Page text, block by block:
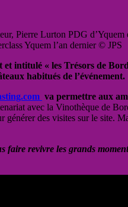
Pierre Lurton PDG d’Yquem
Yquem l’an dernier © JPS
intitulé « les Trésors de
habitués de l’événement.
va permettre aux
avec la Vinothèque de
des visites sur le site.
faire revivre les grands